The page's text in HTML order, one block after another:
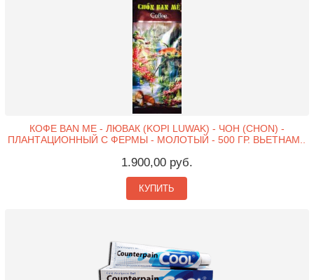
КОФЕ BAN ME - ЛЮВАК (KOPI LUWAK) - ЧОН (CHON) -
ПЛАНТАЦИОННЫЙ С ФЕРМЫ - МОЛОТЫЙ - 500 ГР. ВЬЕТНАМ..
1.900,00 руб.
КУПИТЬ